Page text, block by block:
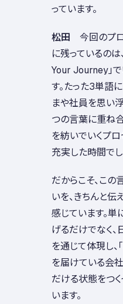
っています。
松田 今回のプ
に残っているの
Your Journey」
す。たった3単語
まや社員を思い
つの言葉に重ね
を紡いでいくプ
充実した時間でし
だからこそ、こ
いを、きちんと伝
感じています。単
げるだけでなく
を通じて体現し
を届けている会
だける状態をつ
います。